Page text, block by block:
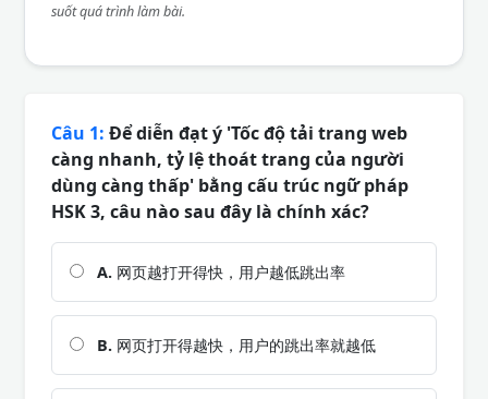
suốt quá trình làm bài.
Câu 1: Để diễn đạt ý 'Tốc độ tải trang web
càng nhanh, tỷ lệ thoát trang của người
dùng càng thấp' bằng cấu trúc ngữ pháp
HSK 3, câu nào sau đây là chính xác?
A. 网页越打开得快，用户越低跳出率
B. 网页打开得越快，用户的跳出率就越低